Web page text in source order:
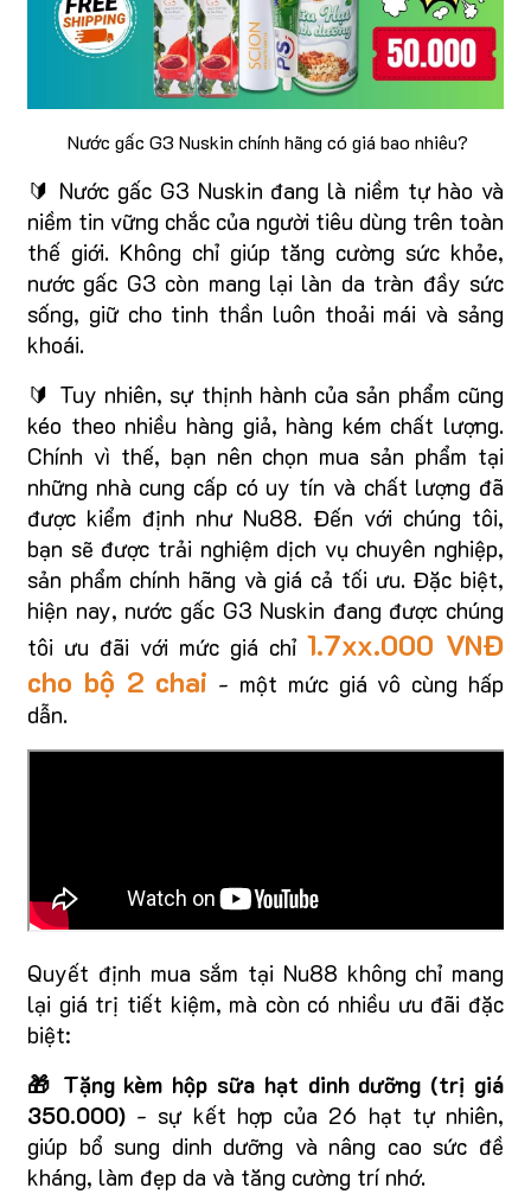
Nước gấc G3 Nuskin chính hãng có giá bao nhiêu?
🔰 Nước gấc G3 Nuskin đang là niềm tự hào và
niềm tin vững chắc của người tiêu dùng trên toàn
thế giới. Không chỉ giúp tăng cường sức khỏe,
nước gấc G3 còn mang lại làn da tràn đầy sức
sống, giữ cho tinh thần luôn thoải mái và sảng
khoái.
🔰 Tuy nhiên, sự thịnh hành của sản phẩm cũng
kéo theo nhiều hàng giả, hàng kém chất lượng.
Chính vì thế, bạn nên chọn mua sản phẩm tại
những nhà cung cấp có uy tín và chất lượng đã
được kiểm định như Nu88. Đến với chúng tôi,
bạn sẽ được trải nghiệm dịch vụ chuyên nghiệp,
sản phẩm chính hãng và giá cả tối ưu. Đặc biệt,
hiện nay, nước gấc G3 Nuskin đang được chúng
tôi ưu đãi với mức giá chỉ 1.7xx.000 VNĐ
cho bộ 2 chai - một mức giá vô cùng hấp
dẫn.
Quyết định mua sắm tại Nu88 không chỉ mang
lại giá trị tiết kiệm, mà còn có nhiều ưu đãi đặc
biệt:
🎁 Tặng kèm hộp sữa hạt dinh dưỡng (trị giá
350.000) - sự kết hợp của 26 hạt tự nhiên,
giúp bổ sung dinh dưỡng và nâng cao sức đề
kháng, làm đẹp da và tăng cường trí nhớ.